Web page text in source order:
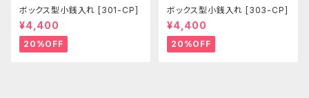
ボックス型小銭入れ [301-CP]
¥4,400
20%OFF
ボックス型小銭入れ [303-CP]
¥4,400
20%OFF